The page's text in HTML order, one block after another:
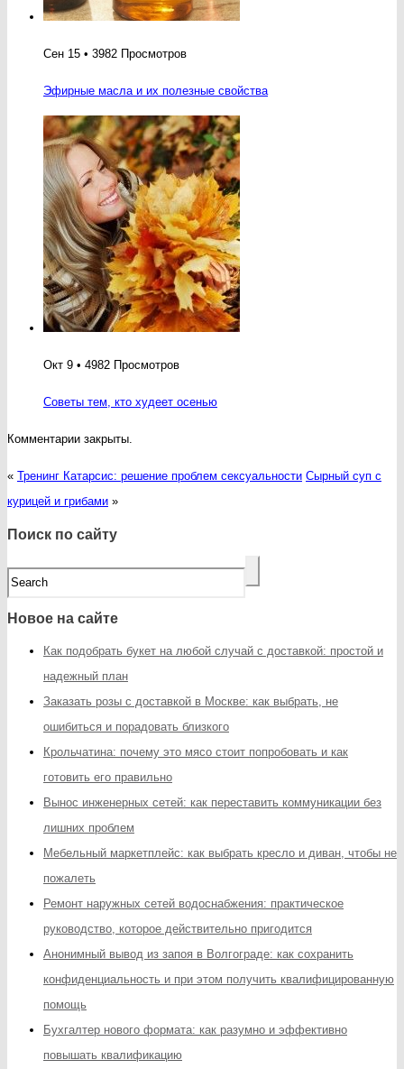
Сен 15 • 3982 Просмотров
Эфирные масла и их полезные свойства
Окт 9 • 4982 Просмотров
Советы тем, кто худеет осенью
Комментарии закрыты.
« Тренинг Катарсис: решение проблем сексуальности Сырный суп с
курицей и грибами »
Поиск по сайту
Новое на сайте
Как подобрать букет на любой случай с доставкой: простой и
надежный план
Заказать розы с доставкой в Москве: как выбрать, не
ошибиться и порадовать близкого
Крольчатина: почему это мясо стоит попробовать и как
готовить его правильно
Вынос инженерных сетей: как переставить коммуникации без
лишних проблем
Мебельный маркетплейс: как выбрать кресло и диван, чтобы не
пожалеть
Ремонт наружных сетей водоснабжения: практическое
руководство, которое действительно пригодится
Анонимный вывод из запоя в Волгограде: как сохранить
конфиденциальность и при этом получить квалифицированную
помощь
Бухгалтер нового формата: как разумно и эффективно
повышать квалификацию